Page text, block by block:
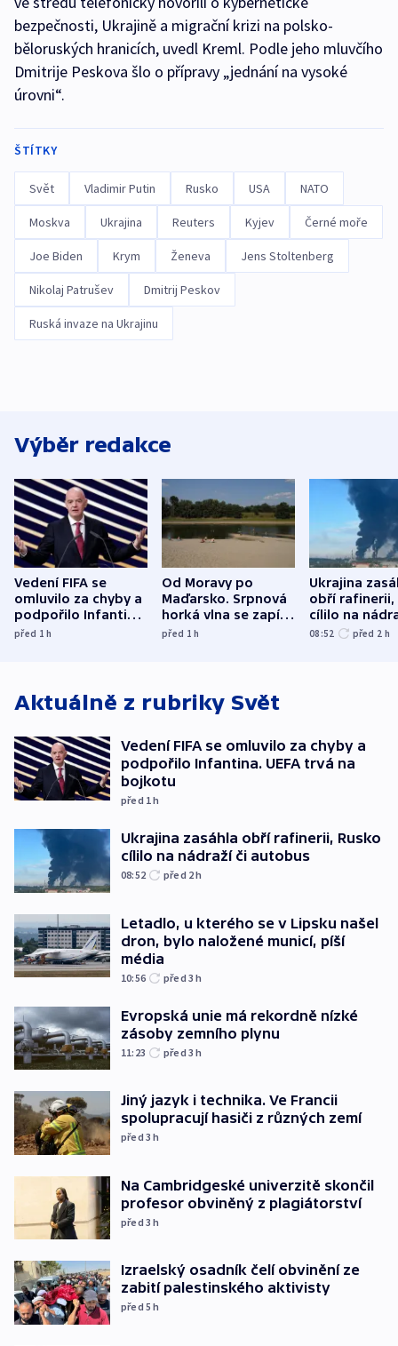
bezpečnosti, Ukrajině a migrační krizi na polsko-
běloruských hranicích, uvedl Kreml. Podle jeho mluvčího
Dmitrije Peskova šlo o přípravy „jednání na vysoké
úrovni“.
ŠTÍTKY
Svět Vladimir Putin Rusko USA NATO
Moskva Ukrajina Reuters Kyjev Černé moře
Joe Biden Krym Ženeva Jens Stoltenberg
Nikolaj Patrušev Dmitrij Peskov
Ruská invaze na Ukrajinu
Výběr redakce
Vedení FIFA se
omluvilo za chyby a
podpořilo Infantina.
UEFA trvá na
před 1h
Od Moravy po
Maďarsko. Srpnová
horká vlna se zapíše
do dějin
před 1h
Ukrajina
obří rafinerii,
cílilo na
autobus
08:52 před 2 h
Aktuálně z rubriky Svět
Vedení FIFA se omluvilo za chyby a
podpořilo Infantina. UEFA trvá na
bojkotu
před 1h
Ukrajina zasáhla obří rafinerii, Rusko
cílilo na nádraží či autobus
08:52 před 2h
Letadlo, u kterého se v Lipsku našel
dron, bylo naložené municí, píší
média
10:56 před 3h
Evropská unie má rekordně nízké
zásoby zemního plynu
11:23 před 3h
Jiný jazyk i technika. Ve Francii
spolupracují hasiči z různých zemí
před 3h
Na Cambridgeské univerzitě skončil
profesor obviněný z plagiátorství
před 3h
Izraelský osadník čelí obvinění ze
zabití palestinského aktivisty
před 5h